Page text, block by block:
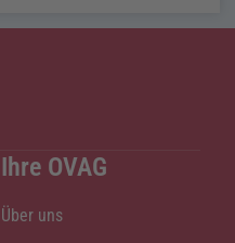
Ihre OVAG
Über uns